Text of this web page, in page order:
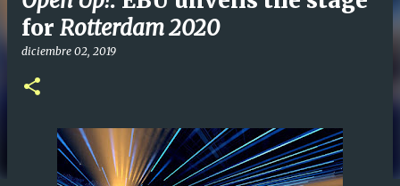
for Rotterdam 2020
diciembre 02, 2019